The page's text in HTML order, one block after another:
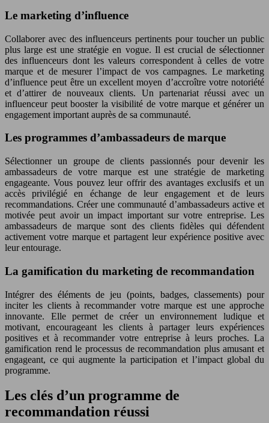
Le marketing d’influence
Collaborer avec des influenceurs pertinents pour toucher un public
plus large est une stratégie en vogue. Il est crucial de sélectionner
des influenceurs dont les valeurs correspondent à celles de votre
marque et de mesurer l’impact de vos campagnes. Le marketing
d’influence peut être un excellent moyen d’accroître votre notoriété
et d’attirer de nouveaux clients. Un partenariat réussi avec un
influenceur peut booster la visibilité de votre marque et générer un
engagement important auprès de sa communauté.
Les programmes d’ambassadeurs de marque
Sélectionner un groupe de clients passionnés pour devenir les
ambassadeurs de votre marque est une stratégie de marketing
engageante. Vous pouvez leur offrir des avantages exclusifs et un
accès privilégié en échange de leur engagement et de leurs
recommandations. Créer une communauté d’ambassadeurs active et
motivée peut avoir un impact important sur votre entreprise. Les
ambassadeurs de marque sont des clients fidèles qui défendent
activement votre marque et partagent leur expérience positive avec
leur entourage.
La gamification du marketing de recommandation
Intégrer des éléments de jeu (points, badges, classements) pour
inciter les clients à recommander votre marque est une approche
innovante. Elle permet de créer un environnement ludique et
motivant, encourageant les clients à partager leurs expériences
positives et à recommander votre entreprise à leurs proches. La
gamification rend le processus de recommandation plus amusant et
engageant, ce qui augmente la participation et l’impact global du
programme.
Les clés d’un programme de
recommandation réussi